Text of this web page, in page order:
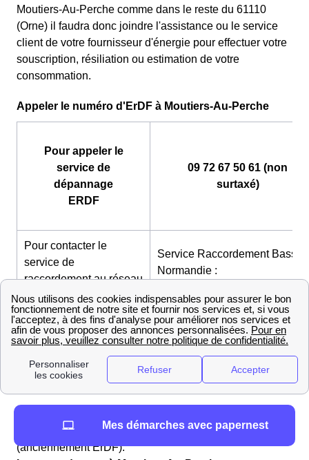
Moutiers-Au-Perche comme dans le reste du 61110
(Orne) il faudra donc joindre l'assistance ou le service
client de votre fournisseur d'énergie pour effectuer votre
souscription, résiliation ou estimation de votre
consommation.
Appeler le numéro d'ErDF à Moutiers-Au-Perche
Pour appeler le
service de
dépannage
ERDF
09 72 67 50 61 (non
surtaxé)
Pour contacter le
service de
raccordement au réseau
ERDF Particuliers
Service Raccordement Basse-
Normandie :
http://www.enedis.fr/
Pour contacter le
service de
raccordement au réseau
ERDF Professionnels
Service Raccordement Basse-
http://www.enedis.fr/
pouvez consulter notre page dédié àEnedis
(anciennement ErDF).
Mes démarches avec papernest